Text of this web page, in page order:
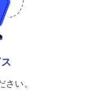
い。